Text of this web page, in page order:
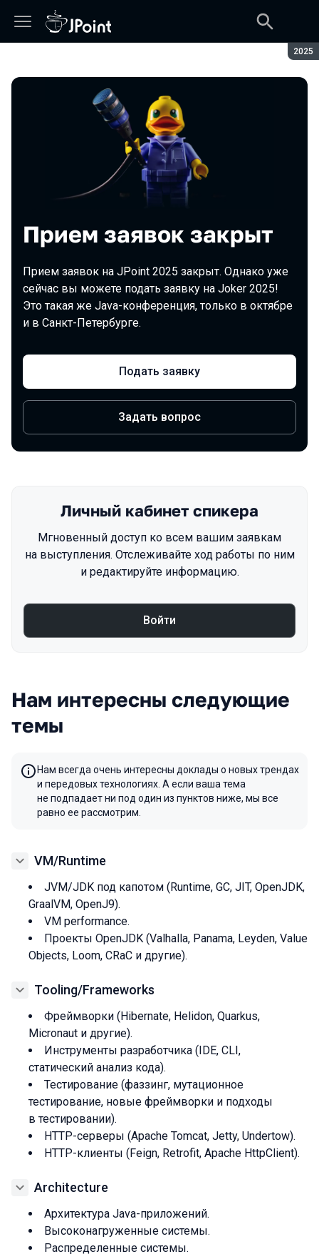
2025
Прием заявок закрыт
Прием заявок на JPoint 2025 закрыт. Однако уже
сейчас вы можете подать заявку на Joker 2025!
Это такая же Java-конференция, только в октябре
и в Санкт-Петербурге.
Подать заявку
Задать вопрос
Личный кабинет спикера
Мгновенный доступ ко всем вашим заявкам
на выступления. Отслеживайте ход работы по ним
и редактируйте информацию.
Войти
Нам интересны следующие
темы
Нам всегда очень интересны доклады о новых трендах
и передовых технологиях. А если ваша тема
не подпадает ни под один из пунктов ниже, мы все
равно ее рассмотрим.
VM/Runtime
JVM/JDK под капотом (Runtime, GC, JIT, OpenJDK,
GraalVM, OpenJ9).
VM performance.
Проекты OpenJDK (Valhalla, Panama, Leyden, Value
Objects, Loom, CRaC и другие).
Tooling/Frameworks
Фреймворки (Hibernate, Helidon, Quarkus,
Micronaut и другие).
Инструменты разработчика (IDE, CLI,
статический анализ кода).
Тестирование (фаззинг, мутационное
тестирование, новые фреймворки и подходы
в тестировании).
HTTP-серверы (Apache Tomcat, Jetty, Undertow).
HTTP-клиенты (Feign, Retrofit, Apache HttpClient).
Architecture
Архитектура Java-приложений.
Высоконагруженные системы.
Распределенные системы.